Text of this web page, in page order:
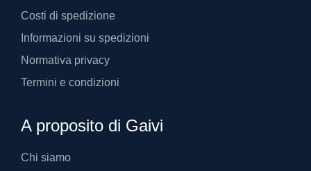
Costi di spedizione
Informazioni su spedizioni
Normativa privacy
Termini e condizioni
A proposito di Gaivi
Chi siamo